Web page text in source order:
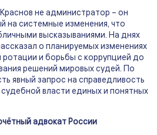
не администратор – он
на системные изменения, что
высказываниями. На днях
о планируемых изменениях
и борьбы с коррупцией до
решений мировых судей. По
явный запрос на справедливость
власти единых и понятных
адвокат России